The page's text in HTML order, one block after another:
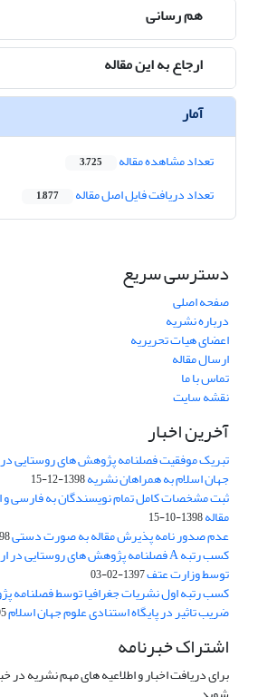
هم رسانی
ارجاع به این مقاله
آمار
تعداد مشاهده مقاله 3,725
تعداد دریافت فایل اصل مقاله 1,877
دسترسی سریع
صفحه اصلی
درباره نشریه
اعضای هیات تحریریه
ارسال مقاله
تماس با ما
نقشه سایت
آخرین اخبار
تبریک موفقیت فصلنامه پژوهش های روستایی
جهان اسلام به همراهان نشریه1398-12-15
ثبت مشخصات کامل تمام نویسندگان به فارسی و
مقاله1398-10-15
عدم صدور نامه پذیرش مقاله به صورت دستی23
توسط وزارت عتف1397-02-03
کسب رتبه اول نشریات جغرافیا توسط فصلنامه
ضریب تاثیر در پایگاه استنادی علوم جهان اسلام
اشتراک خبرنامه
برای دریافت اخبار و اطلاعیه های مهم نشریه